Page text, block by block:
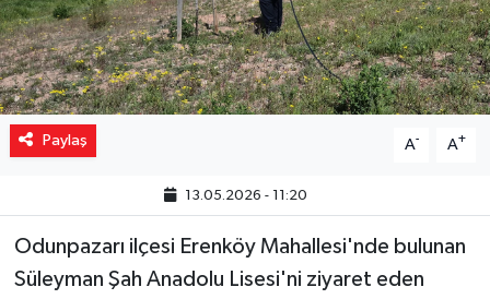
Paylaş A- A+
13.05.2026 - 11:20
Odunpazarı ilçesi Erenköy Mahallesi'nde bulunan
Süleyman Şah Anadolu Lisesi'ni ziyaret eden